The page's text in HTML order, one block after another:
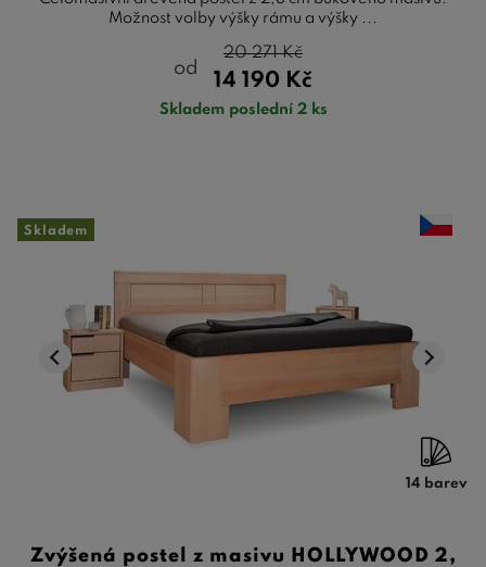
Možnost volby výšky rámu a výšky ...
od
14 190 Kč
20 271Kč
Skladem poslední 2 ks
Skladem
14 barev
Zvýšená postel z masivu HOLLYWOOD 2,